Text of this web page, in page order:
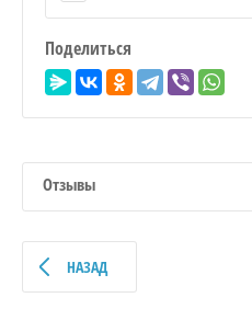
Поделиться
Отзывы
НАЗАД